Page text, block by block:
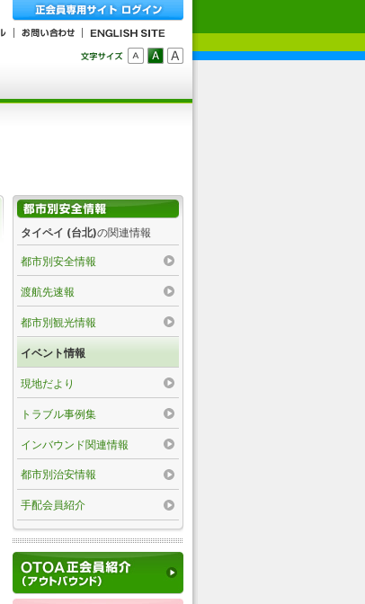
タイペイ (台北)の関連情報
都市別安全情報
渡航先速報
都市別観光情報
イベント情報
現地だより
トラブル事例集
インバウンド関連情報
都市別治安情報
手配会員紹介